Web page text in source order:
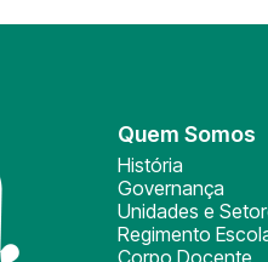
Quem Somos
História
Governança
Unidades e
Regimento
Corpo Docente